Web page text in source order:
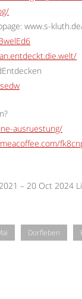
www.s-
ausruestung/
– 20 Oct 2024
Dorfleben